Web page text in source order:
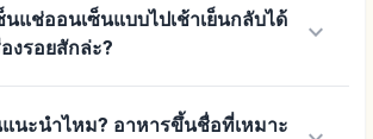
แช่ออนเซ็นแบบไปเช้าเย็นกลับได้
งรอยสักล่ะ?
keyboard_arrow_down
นะนำไหม? อาหารขึ้นชื่อที่เหมาะ